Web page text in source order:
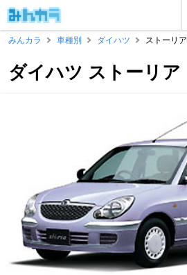
みんカラ
車種別 ダイハツ ストーリア
ダイハツ ストーリア